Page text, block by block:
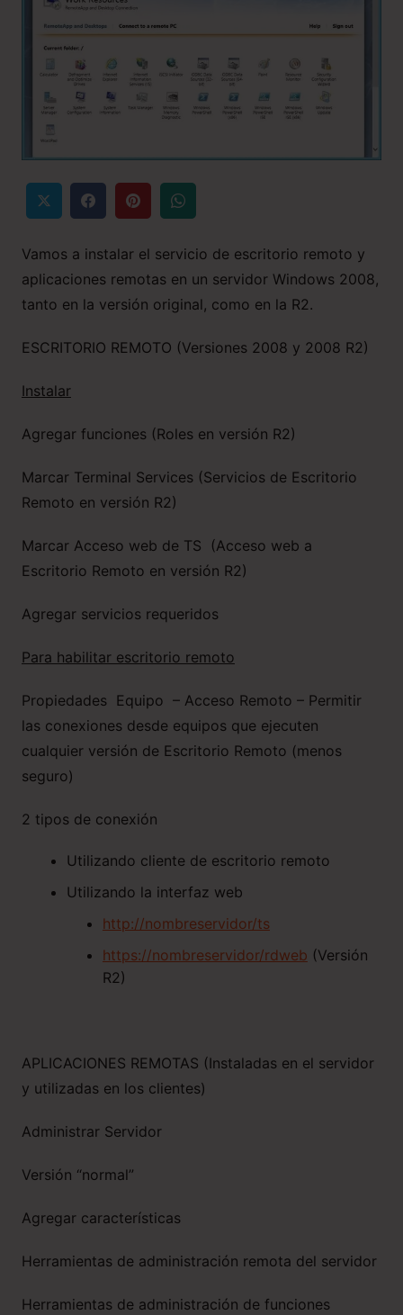
Vamos a instalar el servicio de escritorio remoto y
aplicaciones remotas en un servidor Windows 2008,
tanto en la versión original, como en la R2.
ESCRITORIO REMOTO (Versiones 2008 y 2008 R2)
Instalar
Agregar funciones (Roles en versión R2)
Marcar Terminal Services (Servicios de Escritorio
Remoto en versión R2)
Marcar Acceso web de TS (Acceso web a
Escritorio Remoto en versión R2)
Agregar servicios requeridos
Para habilitar escritorio remoto
Propiedades Equipo – Acceso Remoto – Permitir
las conexiones desde equipos que ejecuten
cualquier versión de Escritorio Remoto (menos
seguro)
2 tipos de conexión
Utilizando cliente de escritorio remoto
Utilizando la interfaz web
http://nombreservidor/ts
https://nombreservidor/rdweb (Versión
R2)
APLICACIONES REMOTAS (Instaladas en el servidor
y utilizadas en los clientes)
Administrar Servidor
Versión “normal”
Agregar características
Herramientas de administración remota del servidor
Herramientas de administración de funciones